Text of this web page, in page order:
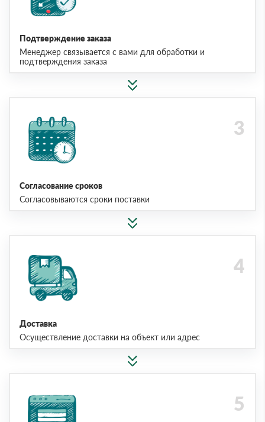
Подтверждение заказа
Менеджер связывается с вами для обработки и
подтверждения заказа
Согласование сроков
Согласовываются сроки поставки
Доставка
Осуществление доставки на объект или адрес